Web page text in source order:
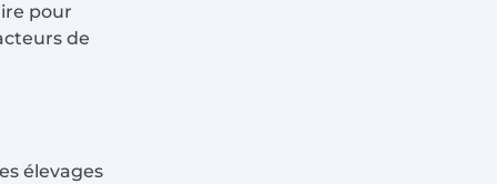
pour
de
élevages